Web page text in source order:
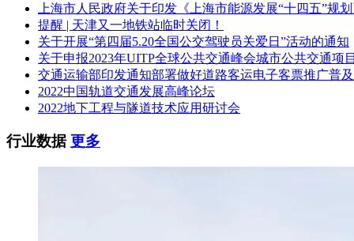
上海市人民政府关于印发《上海市能源发展“十四五”规
提醒 | 天津又一地铁站临时关闭！
关于开展“第四届5.20全国公交驾驶员关爱日”活动的通知
关于申报2023年UITP全球公共交通峰会城市公共交通项
交通运输部印发通知部署做好道路客运电子客票推广普
2022中国轨道交通发展高峰论坛
2022地下工程与隧道技术应用研讨会
行业数据更多